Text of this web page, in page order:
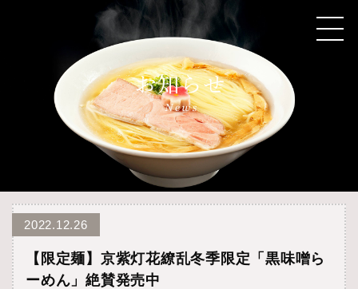
2022.12.26
【限定麺】京紫灯花繚乱冬季限定「黒味噌ら
ーめん」絶賛発売中